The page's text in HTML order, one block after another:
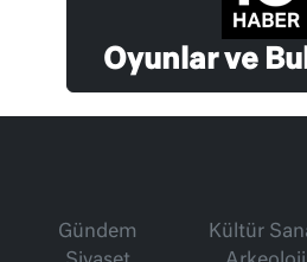
Oyunlar ve
Gündem
Kültür